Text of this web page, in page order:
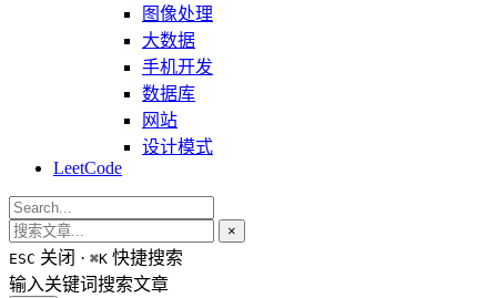
图像处理
大数据
手机开发
数据库
网站
设计模式
LeetCode
×
ESC 关闭 · ⌘K 快捷搜索
输入关键词搜索文章